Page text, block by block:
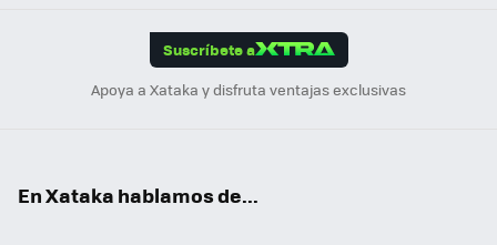
Suscríbete a
Apoya a Xataka y disfruta ventajas exclusivas
En Xataka hablamos de...